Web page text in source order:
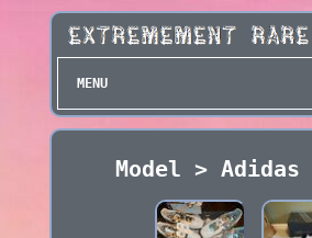
MENU
Model > Adidas